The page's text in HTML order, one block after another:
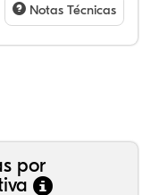
Notas Técnicas
por